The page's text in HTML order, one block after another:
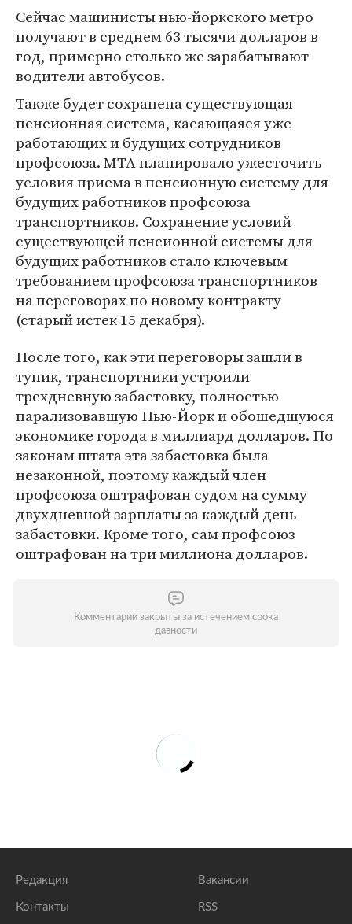
Сейчас машинисты нью-йоркского метро
получают в среднем 63 тысячи долларов в
год, примерно столько же зарабатывают
водители автобусов.
Также будет сохранена существующая
пенсионная система, касающаяся уже
работающих и будущих сотрудников
профсоюза. MTA планировало ужесточить
условия приема в пенсионную систему для
будущих работников профсоюза
транспортников. Сохранение условий
существующей пенсионной системы для
будущих работников стало ключевым
требованием профсоюза транспортников
на переговорах по новому контракту
(старый истек 15 декабря).
После того, как эти переговоры зашли в
тупик, транспортники устроили
трехдневную забастовку, полностью
парализовавшую Нью-Йорк и обошедшуюся
экономике города в миллиард долларов. По
законам штата эта забастовка была
незаконной, поэтому каждый член
профсоюза оштрафован судом на сумму
двухдневной зарплаты за каждый день
забастовки. Кроме того, сам профсоюз
оштрафован на три миллиона долларов.
Комментарии закрыты за истечением срока
давности
Редакция
Контакты
Вакансии
RSS